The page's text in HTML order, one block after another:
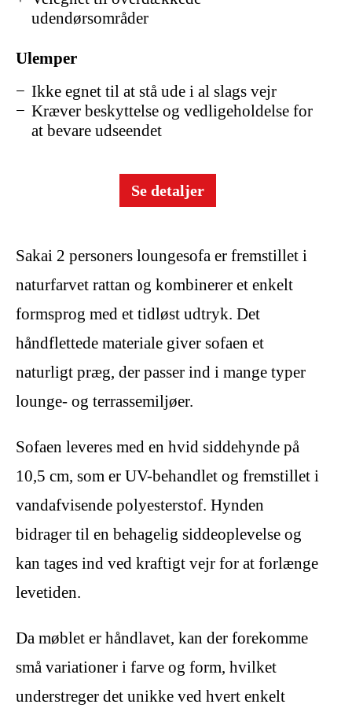
Sakai 2 personers loungesofa er fremstillet i
naturfarvet rattan og kombinerer et enkelt
formsprog med et tidløst udtryk. Det
håndflettede materiale giver sofaen et
naturligt præg, der passer ind i mange typer
lounge- og terrassemiljøer.
Sofaen leveres med en hvid siddehynde på
10,5 cm, som er UV-behandlet og fremstillet i
vandafvisende polyesterstof. Hynden
bidrager til en behagelig siddeoplevelse og
kan tages ind ved kraftigt vejr for at forlænge
levetiden.
Da møblet er håndlavet, kan der forekomme
små variationer i farve og form, hvilket
understreger det unikke ved hvert enkelt
udendørsområder
Ulemper
Ikke egnet til at stå ude i al slags vejr
Kræver beskyttelse og vedligeholdelse for
at bevare udseendet
Se detaljer